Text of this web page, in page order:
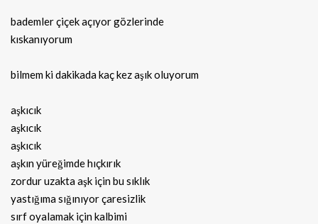
bademler çiçek açıyor gözlerinde
kıskanıyorum
bilmem ki dakikada kaç kez aşık oluyorum
aşkıcık
aşkıcık
aşkıcık
aşkın yüreğimde hıçkırık
zordur uzakta aşk için bu sıklık
yastığıma sığınıyor çaresizlik
sırf oyalamak için kalbimi